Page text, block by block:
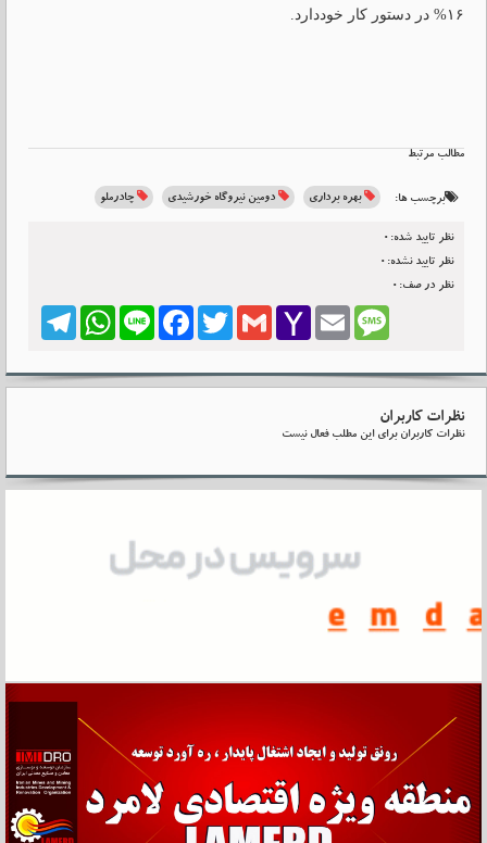
۱۶% در دستور کار خوددارد.
مطالب مرتبط
برچسب ها: بهره برداری دومین نیروگاه خورشیدی چادرملو
نظر تایید شده:0
نظر تایید نشده:0
نظر در صف:0
TelegramWhatsApp LineFacebook Twitter Gmail
Yahoo
Email Message
نظرات کاربران
نظرات کاربران برای این مطلب فعال نیست